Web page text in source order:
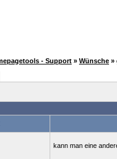
- Support » Wünsche »
kann man eine